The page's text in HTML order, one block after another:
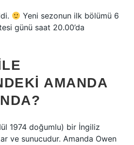
Yeni sezonun ilk bölümü 6
günü saat 20.00’da
AMANDA
1974 doğumlu) bir İngiliz
ve sunucudur. Amanda Owen